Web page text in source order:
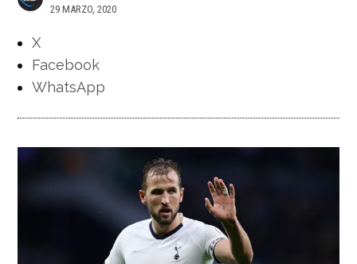
29 MARZO, 2020
X
Facebook
WhatsApp